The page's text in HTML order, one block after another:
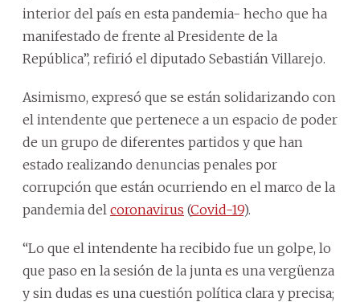
interior del país en esta pandemia- hecho que ha
manifestado de frente al Presidente de la
República”, refirió el diputado Sebastián Villarejo.
Asimismo, expresó que se están solidarizando con
el intendente que pertenece a un espacio de poder
de un grupo de diferentes partidos y que han
estado realizando denuncias penales por
corrupción que están ocurriendo en el marco de la
pandemia del coronavirus (Covid-19).
“Lo que el intendente ha recibido fue un golpe, lo
que paso en la sesión de la junta es una vergüenza
y sin dudas es una cuestión política clara y precisa;